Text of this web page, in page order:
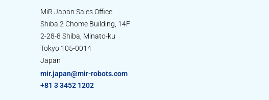
MiR Japan Sales Office
Shiba 2 Chome Building, 14F
2-28-8 Shiba, Minato-ku
Tokyo 105-0014
Japan
mir.japan@mir-robots.com
+81 3 3452 1202